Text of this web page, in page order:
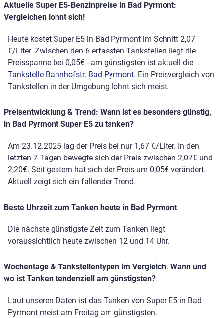
Aktuelle Super E5-Benzinpreise in Bad Pyrmont:
Vergleichen lohnt sich!
Heute kostet Super E5 in Bad Pyrmont im Schnitt 2,07
€/Liter. Zwischen den 6 erfassten Tankstellen liegt die
Preisspanne bei 0,05€ - am günstigsten ist aktuell die
Tankstelle Bahnhofstr. Bad Pyrmont. Ein Preisvergleich von
Tankstellen in der Umgebung lohnt sich meist.
Preisentwicklung & Trend: Wann ist es besonders günstig,
in Bad Pyrmont Super E5 zu tanken?
Am 23.12.2025 lag der Preis bei nur 1,67 €/Liter. In den
letzten 7 Tagen bewegte sich der Preis zwischen 2,07€ und
2,20€. Seit gestern hat sich der Preis um 0,05€ verändert.
Aktuell zeigt sich ein fallender Trend.
Beste Uhrzeit zum Tanken heute in Bad Pyrmont
Die nächste günstigste Zeit zum Tanken liegt
voraussichtlich heute zwischen 12 und 14 Uhr.
Wochentage & Tankstellentypen im Vergleich: Wann und
wo ist Tanken tendenziell am günstigsten?
Laut unseren Daten ist das Tanken von Super E5 in Bad
Pyrmont meist am Freitag am günstigsten.